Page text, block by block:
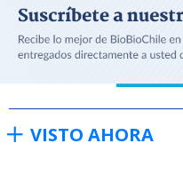
VISTO AHORA